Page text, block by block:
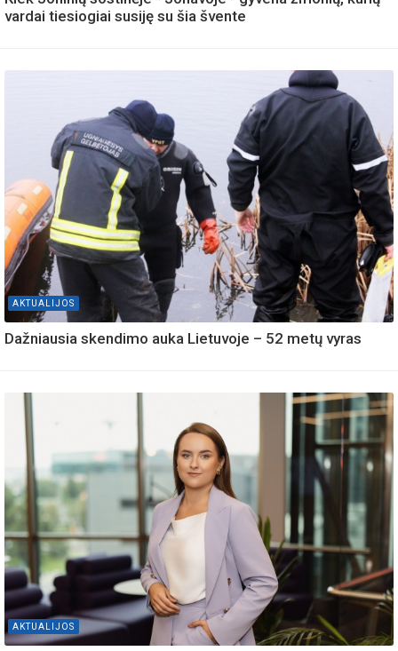
vardai tiesiogiai susiję su šia švente
AKTUALIJOS
Dažniausia skendimo auka Lietuvoje – 52 metų vyras
AKTUALIJOS